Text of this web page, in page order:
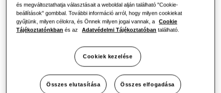
A WindFree Première+
főbb jellemzői
és megváltoztathatja választásait a weboldal alján található "Cookie-
beállítások" gombbal. További információ arról, hogy milyen cookiekat
gyűjtünk, milyen célokra, és Önnek milyen jogai vannak, a
Cookie
Tájékoztatónkban és az Adatvédelmi Tájékoztatóban található.
Cookiek kezelése
Összes elutasítása Összes elfogadása